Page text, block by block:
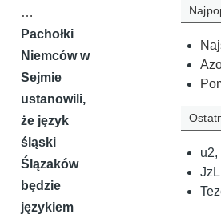
…
Pachołki
Niemców w
Sejmie
ustanowili,
że język
śląski
Ślązaków
będzie
językiem
u2,
JzL